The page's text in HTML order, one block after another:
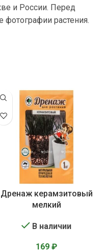
и России. Перед
растения.
Дренаж керамзитовый
мелкий
В наличии
169 ₽